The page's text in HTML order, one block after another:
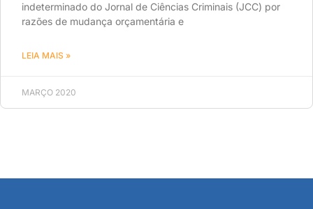
indeterminado do Jornal de Ciências Criminais (JCC) por
razões de mudança orçamentária e
LEIA MAIS »
MARÇO 2020